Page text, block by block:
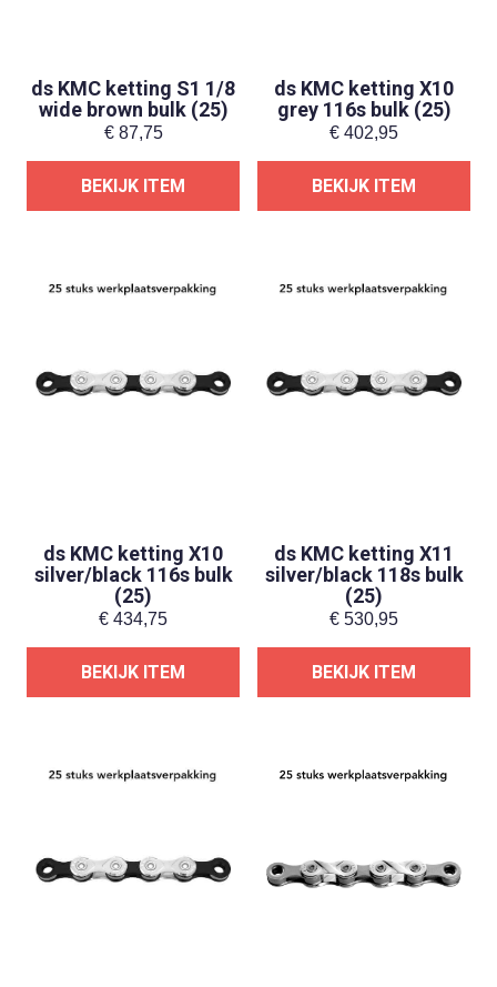
ds KMC ketting S1 1/8
wide brown bulk (25)
€87,75
BEKIJK ITEM
ds KMC ketting X10
grey 116s bulk (25)
€ 402,95
BEKIJK ITEM
ds KMC ketting X10
silver/black 116s bulk
(25)
€ 434,75
BEKIJK ITEM
ds KMC ketting X11
silver/black 118s bulk
(25)
€ 530,95
BEKIJK ITEM